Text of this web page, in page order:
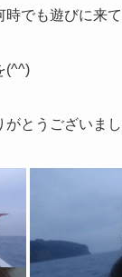
時でも遊びに来
(^^)
がとうございま